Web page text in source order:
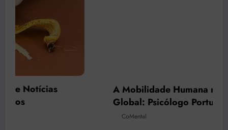
A Mobilidade Humana no Mercado Laboral
Global: Psicólogo Português Ivandro Soares